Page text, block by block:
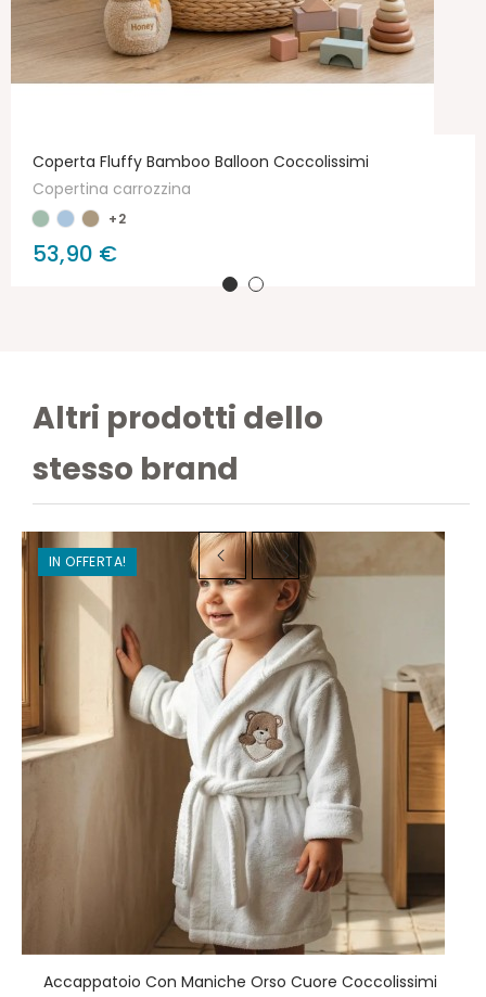
Coperta Fluffy Bamboo Balloon Coccolissimi
Copertina carrozzina
+2
53,90 €
Altri prodotti dello
stesso brand
IN OFFERTA!
Accappatoio Con Maniche Orso Cuore Coccolissimi